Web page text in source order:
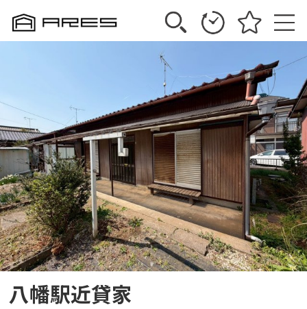
八幡駅近貸家